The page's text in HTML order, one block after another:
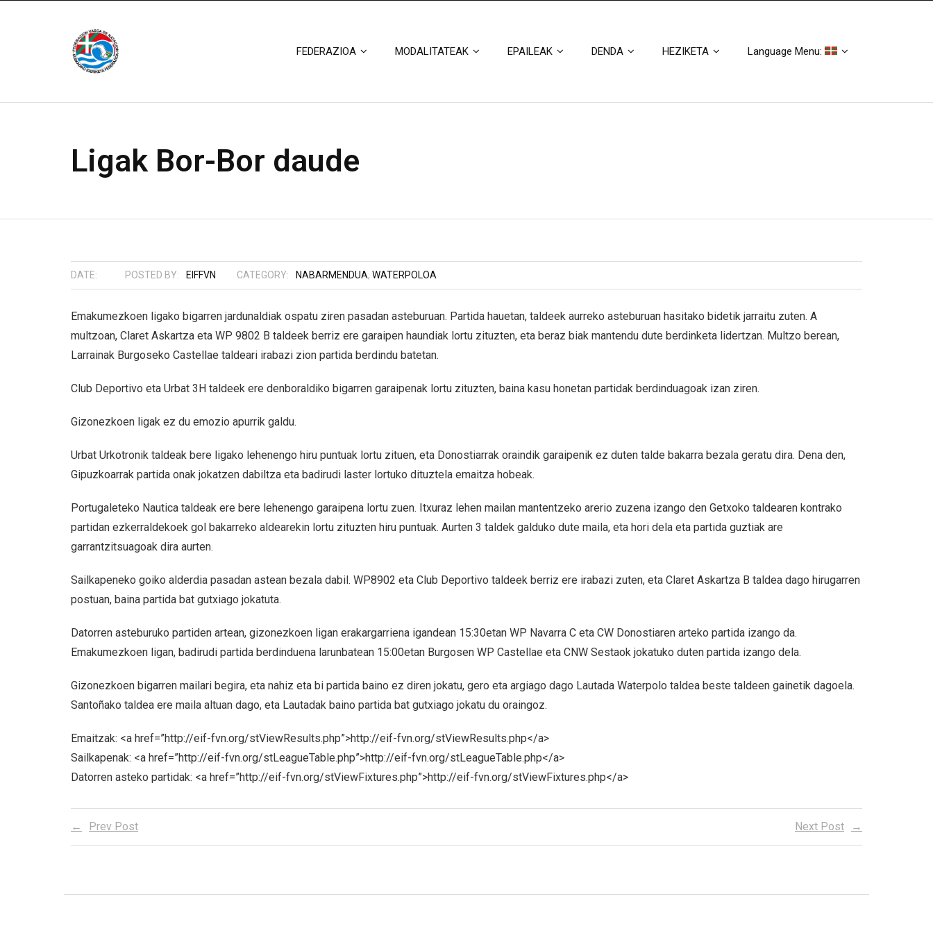
FEDERAZIOA MODALITATEAK EPAILEAK DENDA HEZIKETA Language Menu:
Ligak Bor-Bor daude
DATE: POSTED BY: EIFFVN CATEGORY: NABARMENDUA, WATERPOLOA
Emakumezkoen ligako bigarren jardunaldiak ospatu ziren pasadan asteburuan. Partida hauetan, taldeek aurreko asteburuan hasitako bidetik jarraitu zuten. A
multzoan, Claret Askartza eta WP 9802 B taldeek berriz ere garaipen haundiak lortu zituzten, eta beraz biak mantendu dute berdinketa lidertzan. Multzo berean,
Larrainak Burgoseko Castellae taldeari irabazi zion partida berdindu batetan.
Club Deportivo eta Urbat 3H taldeek ere denboraldiko bigarren garaipenak lortu zituzten, baina kasu honetan partidak berdinduagoak izan ziren.
Gizonezkoen ligak ez du emozio apurrik galdu.
Urbat Urkotronik taldeak bere ligako lehenengo hiru puntuak lortu zituen, eta Donostiarrak oraindik garaipenik ez duten talde bakarra bezala geratu dira. Dena den,
Gipuzkoarrak partida onak jokatzen dabiltza eta badirudi laster lortuko dituztela emaitza hobeak.
Portugaleteko Nautica taldeak ere bere lehenengo garaipena lortu zuen. Itxuraz lehen mailan mantentzeko arerio zuzena izango den Getxoko taldearen kontrako
partidan ezkerraldekoek gol bakarreko aldearekin lortu zituzten hiru puntuak. Aurten 3 taldek galduko dute maila, eta hori dela eta partida guztiak are
garrantzitsuagoak dira aurten.
Sailkapeneko goiko alderdia pasadan astean bezala dabil. WP8902 eta Club Deportivo taldeek berriz ere irabazi zuten, eta Claret Askartza B taldea dago hirugarren
postuan, baina partida bat gutxiago jokatuta.
Datorren asteburuko partiden artean, gizonezkoen ligan erakargarriena igandean 15:30etan WP Navarra C eta CW Donostiaren arteko partida izango da.
Emakumezkoen ligan, badirudi partida berdinduena larunbatean 15:00etan Burgosen WP Castellae eta CNW Sestaok jokatuko duten partida izango dela.
Gizonezkoen bigarren mailari begira, eta nahiz eta bi partida baino ez diren jokatu, gero eta argiago dago Lautada Waterpolo taldea beste taldeen gainetik dagoela.
Santoñako taldea ere maila altuan dago, eta Lautadak baino partida bat gutxiago jokatu du oraingoz.
Emaitzak: <a href=”http://eif-fvn.org/stViewResults.php”>http://eif-fvn.org/stViewResults.php</a>
Sailkapenak: <a href=”http://eif-fvn.org/stLeagueTable.php”>http://eif-fvn.org/stLeagueTable.php</a>
Datorren asteko partidak: <a href=”http://eif-fvn.org/stViewFixtures.php”>http://eif-fvn.org/stViewFixtures.php</a>
Prev Post Next Post